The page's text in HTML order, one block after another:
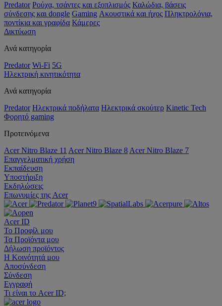
Predator Ρούχα, τσάντες και εξοπλισμός Καλώδια, βάσεις
σύνδεσης και dongle Gaming Ακουστικά και ήχος Πληκτρολόγια,
ποντίκια και γραφίδα Κάμερες
Δικτύωση
Ανά κατηγορία
Predator Wi-Fi 5G
Ηλεκτρική κινητικότητα
Ανά κατηγορία
Predator Ηλεκτρικά ποδήλατα Ηλεκτρικά σκούτερ Kinetic Tech
Φορητό gaming
Προτεινόμενα
Acer Nitro Blaze 11 Acer Nitro Blaze 8 Acer Nitro Blaze 7
Επαγγελματική χρήση
Εκπαίδευση
Υποστήριξη
Εκδηλώσεις
Επωνυμίες της Acer
Acer ID
Το Προφίλ μου
Τα Προϊόντα μου
Δήλωση προϊόντος
Η Κοινότητά μου
Αποσύνδεση
Σύνδεση
Εγγραφή
Τι είναι το Acer ID;